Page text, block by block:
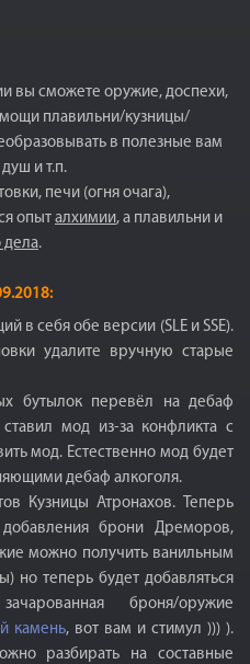
вы сможете оружие, доспехи,
плавильни/кузницы/
в полезные вам
и т.п.
печи (огня очага),
опыт алхимии, а плавильни и
дела.
в себя обе версии (SLE и SSE).
удалите вручную старые
бутылок перевёл на дебаф
мод из-за конфликта с
мод. Естественно мод будет
дебаф алкоголя.
Кузницы Атронахов. Теперь
брони Дреморов,
можно получить ванильным
но теперь будет добавляться
броня/оружие
камень, вот вам и стимул ))) ).
разбирать на составные